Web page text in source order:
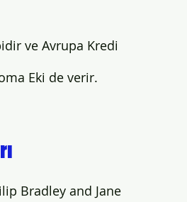
ve Avrupa Kredi
Eki de verir.
Bradley and Jane